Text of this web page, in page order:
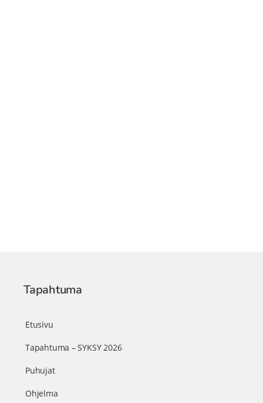
Tapahtuma
Etusivu
Tapahtuma – SYKSY 2026
Puhujat
Ohjelma